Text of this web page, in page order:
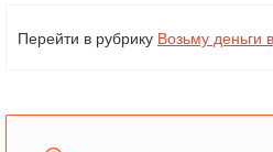
Перейти в рубрику Возьму деньги